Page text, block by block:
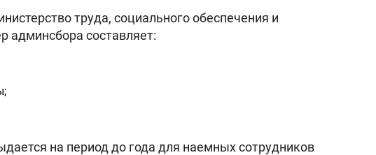
труда, социального обеспечения и
админсбора составляет:
на период до года для наемных сотрудников